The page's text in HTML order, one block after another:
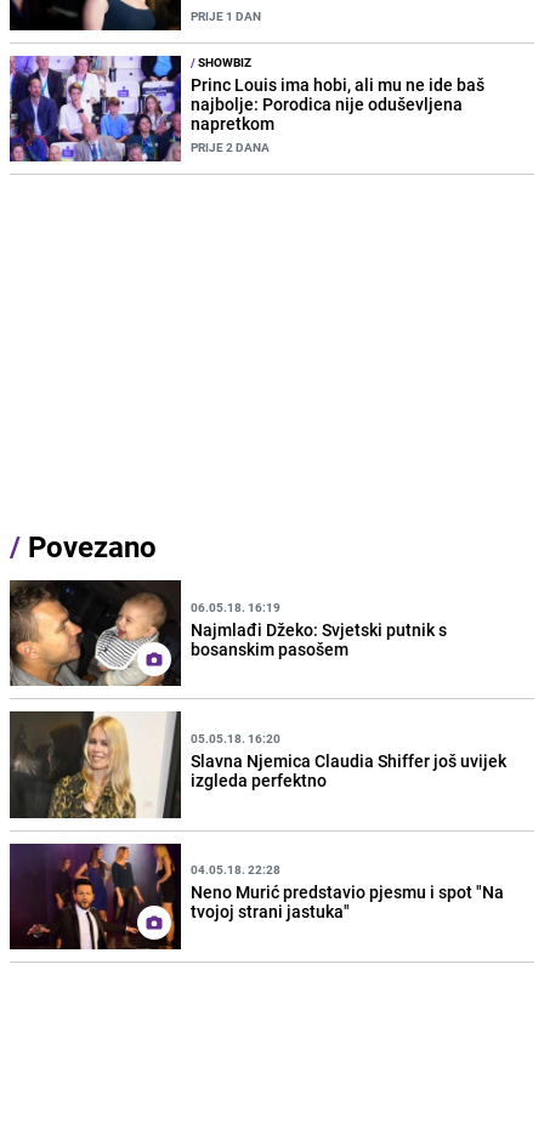
PRIJE 1 DAN
/SHOWBIZ
Princ Louis ima hobi, ali mu ne ide baš
najbolje: Porodica nije oduševljena
napretkom
PRIJE 2 DANA
/ Povezano
06.05.18. 16:19
Najmlađi Džeko: Svjetski putnik s
bosanskim pasošem
05.05.18. 16:20
Slavna Njemica Claudia Shiffer još uvijek
izgleda perfektno
04.05.18. 22:28
Neno Murić predstavio pjesmu i spot "Na
tvojoj strani jastuka"